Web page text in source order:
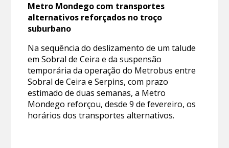
Metro Mondego com transportes
alternativos reforçados no troço
suburbano
Na sequência do deslizamento de um talude
em Sobral de Ceira e da suspensão
temporária da operação do Metrobus entre
Sobral de Ceira e Serpins, com prazo
estimado de duas semanas, a Metro
Mondego reforçou, desde 9 de fevereiro, os
horários dos transportes alternativos.